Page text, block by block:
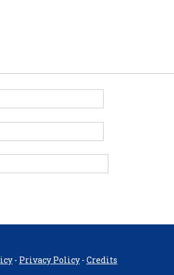
- Privacy Policy - Credits